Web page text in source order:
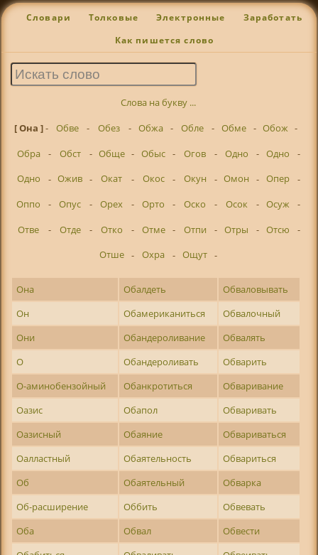
Словари Толковые Электронные Заработать
Как пишется слово
Слова на букву ...
[ Она ]- Обве - Обез - Обжа - Обле - Обме - Обож -
Обра
- Обст - Обще - Обыс - Огов - Одно - Одно
-
Одно
- Ожив - Окат - Окос - Окун - Омон - Опер
-
Оппо
- Опус - Орех - Орто - Оско - Осок - Осуж
-
Отве
- Отде - Отко - Отме - Отпи - Отры - Отсю
-
Отше - Охра - Ощут -
Она Обалдеть
Обваловывать
Он
Обамериканиться
Обвалочный
Они
Обандероливание
Обвалять
О
Обандероливать
Обварить
О-аминобензойный
Обанкротиться
Обваривание
Оазис
Обапол
Обваривать
Оазисный
Обаяние
Обвариваться
Оалластный
Обаятельность
Обвариться
Об
Обаятельный
Обварка
Об-расширение
Оббить
Обвевать
Оба
Обвал
Обвести